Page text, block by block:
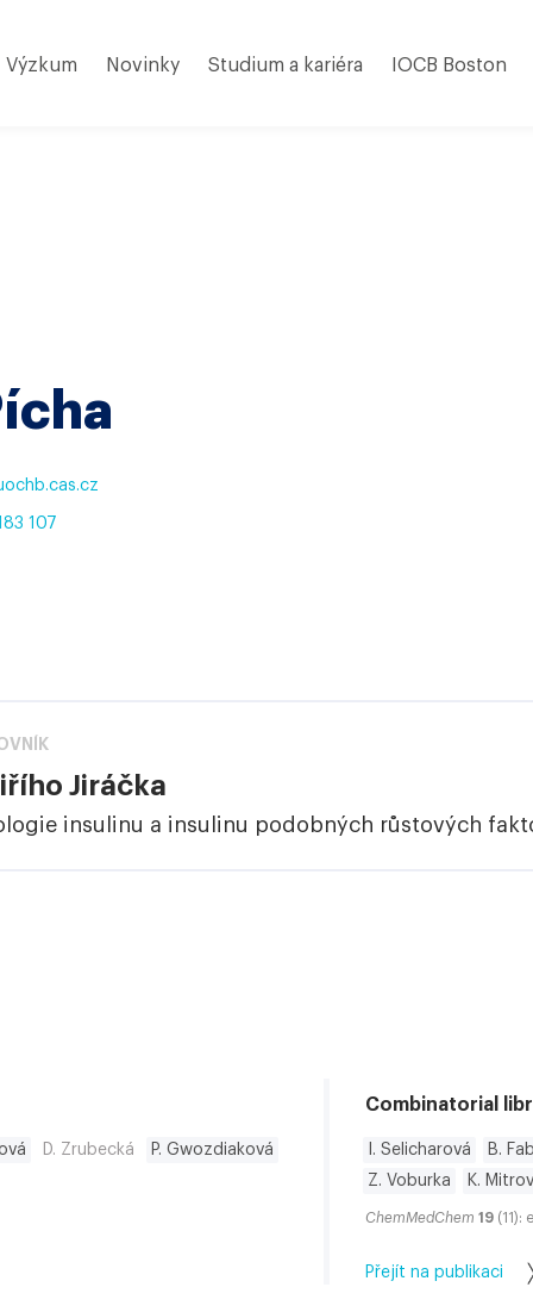
Výzkum Novinky Studium a kariéra IOCB Boston
107
Jiráčka
insulinu a insulinu podobných růstových
D. Zrubecká
P. Gwozdiaková
Combinatorial
I. Selicharová B.
Z. Voburka
K.
ChemMedChem 19 (11):
Přejít na publikaci